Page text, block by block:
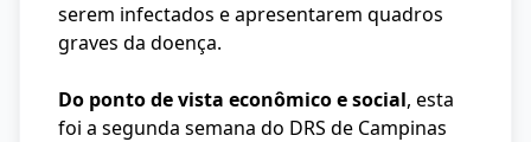
serem infectados e apresentarem quadros
graves da doença.
Do ponto de vista econômico e social, esta
foi a segunda semana do DRS de Campinas